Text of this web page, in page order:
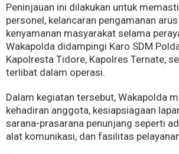
Peninjauan ini dilakukan untuk
personel, kelancaran pengamanan
kenyamanan masyarakat selama
Wakapolda didampingi Karo SDM
Kapolresta Tidore, Kapolres Ternate,
terlibat dalam operasi.
Dalam kegiatan tersebut, Wakapolda
kehadiran anggota, kesiapsiagaan
sarana-prasarana penunjang seperti
alat komunikasi, dan fasilitas